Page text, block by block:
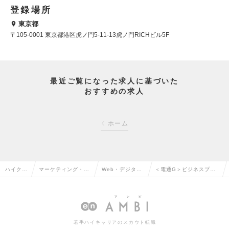
登録場所
東京都
〒105-0001 東京都港区虎ノ門5-11-13虎ノ門RICHビル5F
最近ご覧になった求人に基づいた
おすすめの求人
ホーム
ハイクラ マーケティング・販 Web・デジタル
の転職
＜電通G＞ビジネスプロ
若手ハイキャリアのスカウト転職